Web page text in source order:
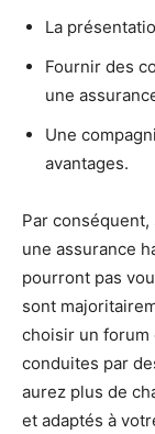
La
Fournir des
une
Une
avantages.
Par
une assurance
pourront pas
sont
choisir un forum
conduites par
aurez plus de
et adaptés à